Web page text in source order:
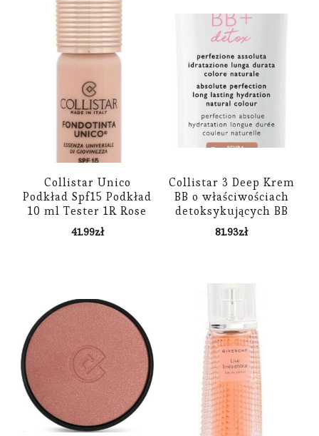
Collistar Unico
Podkład Spf15 Podkład
10 ml Tester 1R Rose
Ivory
41.99zł
Collistar 3 Deep Krem
BB o właściwościach
detoksykujących BB
Cream 50ml
81.93zł